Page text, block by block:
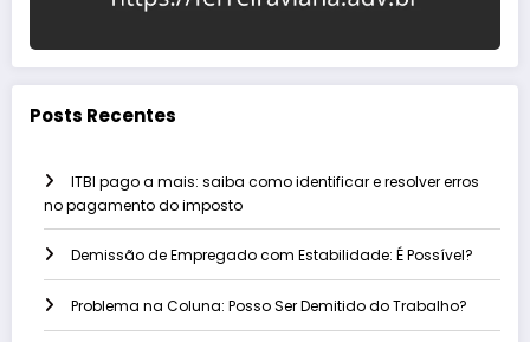
Posts Recentes
ITBI pago a mais: saiba como identificar e resolver erros
no pagamento do imposto
Demissão de Empregado com Estabilidade: É Possível?
Problema na Coluna: Posso Ser Demitido do Trabalho?